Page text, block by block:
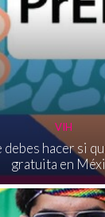
VIH
debes hacer si
gratuita en